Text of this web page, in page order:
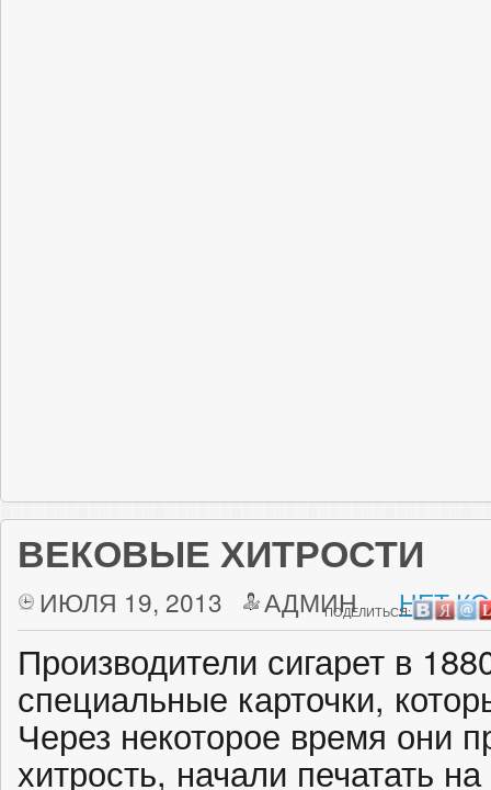
ВЕКОВЫЕ ХИТРОСТИ
ИЮЛЯ 19, 2013 АДМИН НЕТ
ПОДЕЛИТЬСЯ:
Производители сигарет в
специальные карточки,
Через некоторое время они
хитрость, начали печатать